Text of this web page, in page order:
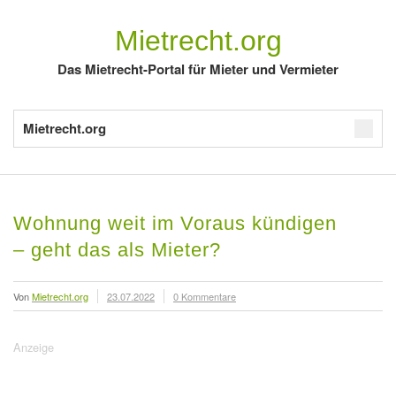
Mietrecht.org
Das Mietrecht-Portal für Mieter und Vermieter
Mietrecht.org
Wohnung weit im Voraus kündigen
– geht das als Mieter?
VonMietrecht.org 23.07.2022 0 Kommentare